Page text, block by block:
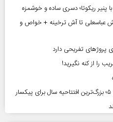
ریکوتا؛ دسری ساده و خوشمزه
عباسعلی تا آش ترخینه + خواص و
پروژهای تفریحی دارد
را از کنه نگیرید!